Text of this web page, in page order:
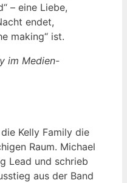
– eine Liebe,
endet,
making“ ist.
im Medien-
Kelly Family die
Raum. Michael
Lead und schrieb
aus der Band